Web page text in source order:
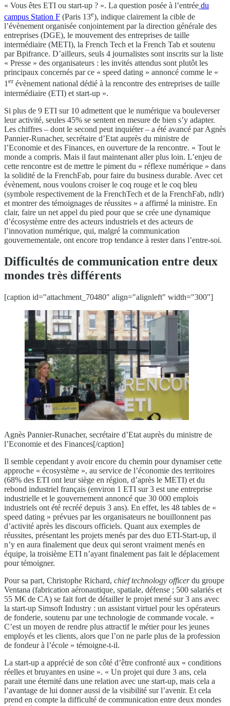
« Vous êtes ETI ou start-up ? ». La question posée à l’entrée du
campus Station F (Paris 13e), indique clairement la cible de
l’évènement organisée conjointement par la direction générale des
entreprises (DGE), le mouvement des entreprises de taille
intermédiaire (METI), la French Tech et la French Tab et soutenu
par Bpifrance. D’ailleurs, seuls 4 journalistes sont inscrits sur la liste
« Presse » des organisateurs : les invités attendus sont plutôt les
principaux concernés par ce « speed dating » annoncé comme le «
1erévènement national dédié à la rencontre des entreprises de taille
intermédiaire (ETI) et start-up ».
Si plus de 9 ETI sur 10 admettent que le numérique va bouleverser
leur activité, seules 45% se sentent en mesure de bien s’y adapter.
Les chiffres – dont le second peut inquiéter – a été avancé par Agnès
Pannier-Runacher, secrétaire d’Etat auprès du ministre de
l’Economie et des Finances, en ouverture de la rencontre. « Tout le
monde a compris. Mais il faut maintenant aller plus loin. L’enjeu de
cette rencontre est de mettre le piment du « réflexe numérique » dans
la solidité de la FrenchFab, pour faire du business durable. Avec cet
évènement, nous voulons croiser le coq rouge et le coq bleu
(symbole respectivement de la FrenchTech et de la FrenchFab, ndlr)
et montrer des témoignages de réussites » a affirmé la ministre. En
clair, faire un net appel du pied pour que se crée une dynamique
d’écosystème entre des acteurs industriels et des acteurs de
l’innovation numérique, qui, malgré la communication
gouvernementale, ont encore trop tendance à rester dans l’entre-soi.
Difficultés de communication entre deux
mondes très différents
[caption id="attachment_70480" align="alignleft" width="300"]
Agnès Pannier-Runacher, secrétaire d’Etat auprès du ministre de
l’Economie et des Finances[/caption]
Il semble cependant y avoir encore du chemin pour dynamiser cette
approche « écosystème », au service de l’économie des territoires
(68% des ETI ont leur siège en région, d’après le METI) et du
rebond industriel français (environ 1 ETI sur 3 est une entreprise
industrielle et le gouvernement annoncé que 30 000 emplois
industriels ont été recréé depuis 3 ans). En effet, les 48 tables de «
speed dating » prévues par les organisateurs ne bouillonnent pas
d’activité après les discours officiels. Quant aux exemples de
réussites, présentant les projets menés par des duo ETI-Start-up, il
n’y en aura finalement que deux qui seront vraiment menés en
équipe, la troisième ETI n’ayant finalement pas fait le déplacement
pour témoigner.
Pour sa part, Christophe Richard, chief technology officerdu groupe
Ventana (fabrication aéronautique, spatiale, défense ; 500 salariés et
55 M€ de CA) se fait fort de détailler le projet mené sur 3 ans avec
la start-up Simsoft Industry : un assistant virtuel pour les opérateurs
de fonderie, soutenu par une technologie de commande vocale. «
C’est un moyen de rendre plus attractif le métier pour les jeunes
employés et les clients, alors que l’on ne parle plus de la profession
de fondeur à l’école » témoigne-t-il.
La start-up a apprécié de son côté d’être confronté aux « conditions
réelles et bruyantes en usine ». « Un projet qui dure 3 ans, cela
parait une éternité dans une relation avec une start-up, mais cela a
l’avantage de lui donner aussi de la visibilité sur l’avenir. Et cela
prend en compte la difficulté de communication entre deux mondes